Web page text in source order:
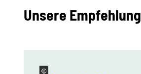
Unsere Empfehlung
©